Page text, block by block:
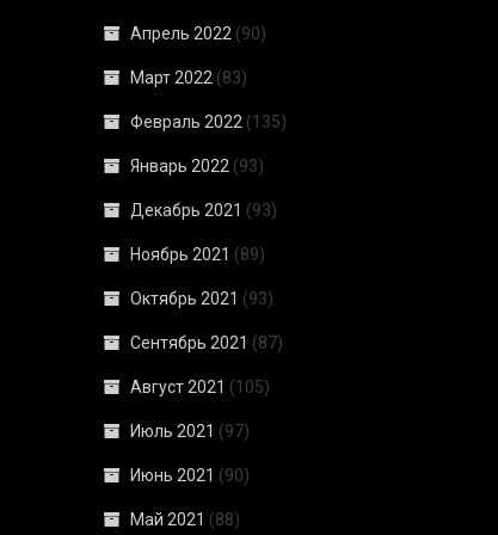
Апрель 2022 (90)
Март 2022 (83)
Февраль 2022 (135)
Январь 2022 (93)
Декабрь 2021 (93)
Ноябрь 2021 (89)
Октябрь 2021 (93)
Сентябрь 2021 (87)
Август 2021 (105)
Июль 2021 (97)
Июнь 2021 (90)
Май 2021 (88)